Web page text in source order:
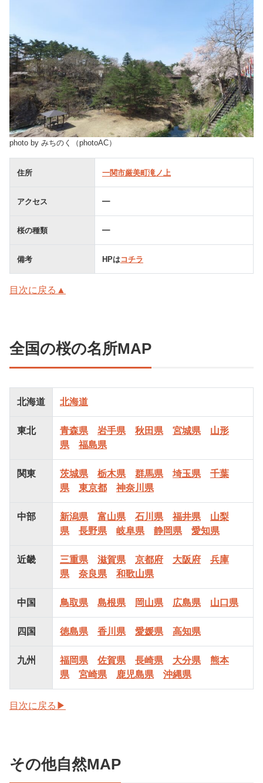
photo by みちのく（photoAC）
住所 一関市厳美町滝ノ上
アクセス ━
桜の種類 ━
備考 HPはコチラ
目次に戻る▲
全国の桜の名所MAP
北海道 北海道
東北 青森県 岩手県 秋田県 宮城県
山形
県
福島県
関東 茨城県 栃木県 群馬県 埼玉県
千葉
県
東京都 神奈川県
中部 新潟県 富山県 石川県 福井県
山梨
県
長野県 岐阜県 静岡県 愛知県
近畿 三重県 滋賀県 京都府 大阪府
兵庫
県
奈良県 和歌山県
中国 鳥取県 島根県 岡山県 広島県 山口県
四国 徳島県 香川県 愛媛県 高知県
九州 福岡県 佐賀県 長崎県 大分県
熊本
県
宮崎県 鹿児島県 沖縄県
目次に戻る▶
その他自然MAP